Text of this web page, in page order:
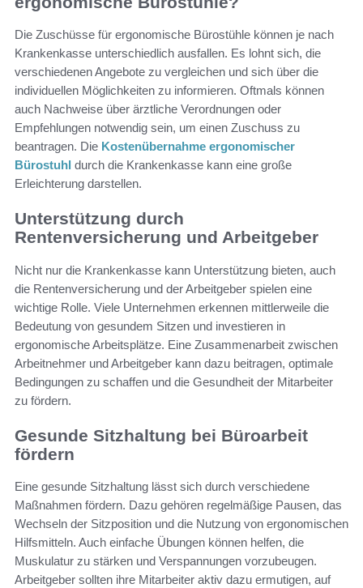
Die Zuschüsse für ergonomische Bürostühle können je nach
Krankenkasse unterschiedlich ausfallen. Es lohnt sich, die
verschiedenen Angebote zu vergleichen und sich über die
individuellen Möglichkeiten zu informieren. Oftmals können
auch Nachweise über ärztliche Verordnungen oder
Empfehlungen notwendig sein, um einen Zuschuss zu
beantragen. Die Kostenübernahme ergonomischer
Bürostuhl durch die Krankenkasse kann eine große
Erleichterung darstellen.
Unterstützung durch
Rentenversicherung und Arbeitgeber
Nicht nur die Krankenkasse kann Unterstützung bieten, auch
die Rentenversicherung und der Arbeitgeber spielen eine
wichtige Rolle. Viele Unternehmen erkennen mittlerweile die
Bedeutung von gesundem Sitzen und investieren in
ergonomische Arbeitsplätze. Eine Zusammenarbeit zwischen
Arbeitnehmer und Arbeitgeber kann dazu beitragen, optimale
Bedingungen zu schaffen und die Gesundheit der Mitarbeiter
zu fördern.
Gesunde Sitzhaltung bei Büroarbeit
fördern
Eine gesunde Sitzhaltung lässt sich durch verschiedene
Maßnahmen fördern. Dazu gehören regelmäßige Pausen, das
Wechseln der Sitzposition und die Nutzung von ergonomischen
Hilfsmitteln. Auch einfache Übungen können helfen, die
Muskulatur zu stärken und Verspannungen vorzubeugen.
Arbeitgeber sollten ihre Mitarbeiter aktiv dazu ermutigen, auf